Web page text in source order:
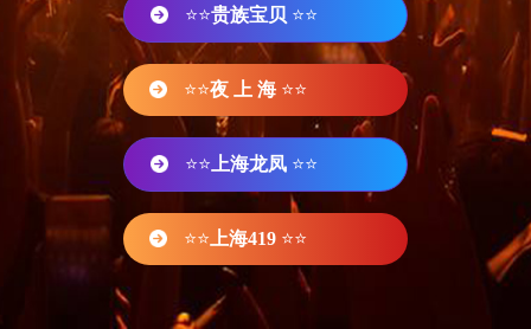
⭐⭐贵族宝贝 ⭐⭐
⭐⭐夜 上 海 ⭐⭐
⭐⭐ 上海龙凤 ⭐⭐
⭐⭐ 上海419 ⭐⭐